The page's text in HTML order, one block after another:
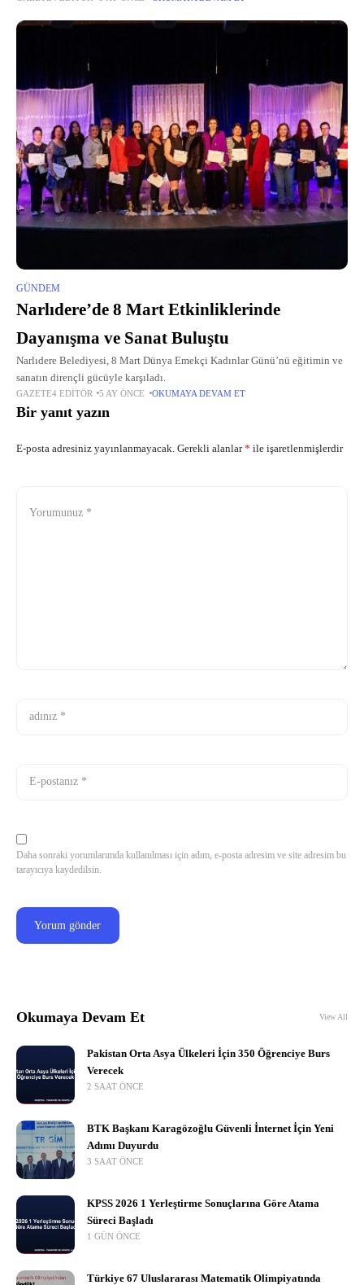
GÜNDEM
Narlıdere’de 8 Mart Etkinliklerinde
Dayanışma ve Sanat Buluştu
Narlıdere Belediyesi, 8 Mart Dünya Emekçi Kadınlar Günü’nü eğitimin ve
sanatın dirençli gücüyle karşıladı.
GAZETE4 EDITÖR 5 AY ÖNCE OKUMAYA DEVAM ET
Bir yanıt yazın
E-posta adresiniz yayınlanmayacak. Gerekli alanlar* ile işaretlenmişlerdir
Daha sonraki yorumlarımda kullanılması için adım, e-posta adresim ve site adresim bu
tarayıcıya kaydedilsin.
Okumaya Devam Et View All
Pakistan Orta Asya Ülkeleri İçin 350 Öğrenciye Burs
Verecek
2 SAAT ÖNCE
BTK Başkanı Karagözoğlu Güvenli İnternet İçin Yeni
Adımı Duyurdu
3 SAAT ÖNCE
KPSS 2026 1 Yerleştirme Sonuçlarına Göre Atama
Süreci Başladı
1 GÜN ÖNCE
Türkiye 67 Uluslararası Matematik Olimpiyatında